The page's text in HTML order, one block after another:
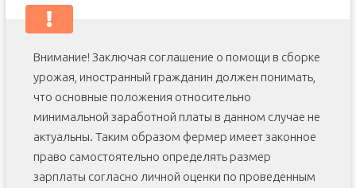
Внимание! Заключая соглашение о помощи в сборке
урожая, иностранный гражданин должен понимать,
что основные положения относительно
минимальной заработной платы в данном случае не
актуальны. Таким образом фермер имеет законное
право самостоятельно определять размер
зарплаты согласно личной оценки по проведенным